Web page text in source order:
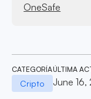
OneSafe
CATEGORÍA
Cripto
ÚLTIMA
June 16,